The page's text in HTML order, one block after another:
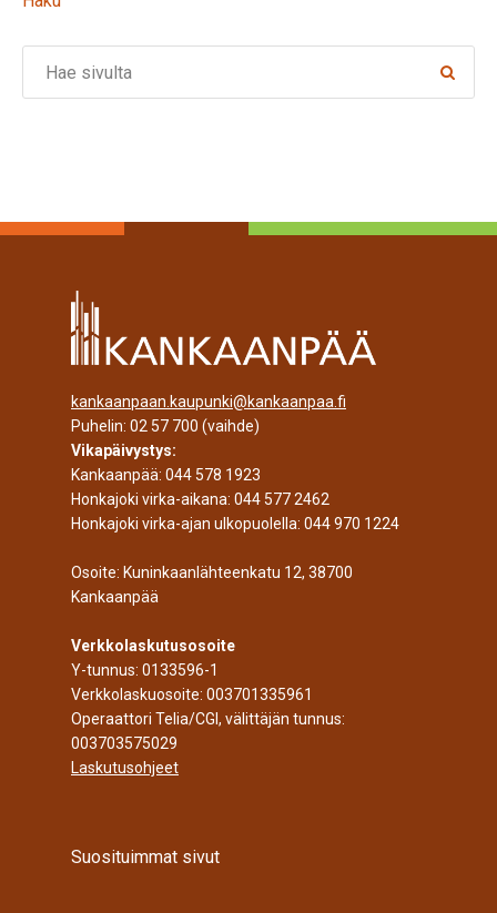
kankaanpaan.kaupunki@kankaanpaa.fi
Puhelin: 02 57 700 (vaihde)
Vikapäivystys:
Kankaanpää: 044 578 1923
Honkajoki virka-aikana: 044 577 2462
Honkajoki virka-ajan ulkopuolella: 044 970 1224
Osoite: Kuninkaanlähteenkatu 12, 38700
Kankaanpää
Verkkolaskutusosoite
Y-tunnus: 0133596-1
Verkkolaskuosoite: 003701335961
Operaattori Telia/CGI, välittäjän tunnus:
003703575029
Laskutusohjeet
Suosituimmat sivut